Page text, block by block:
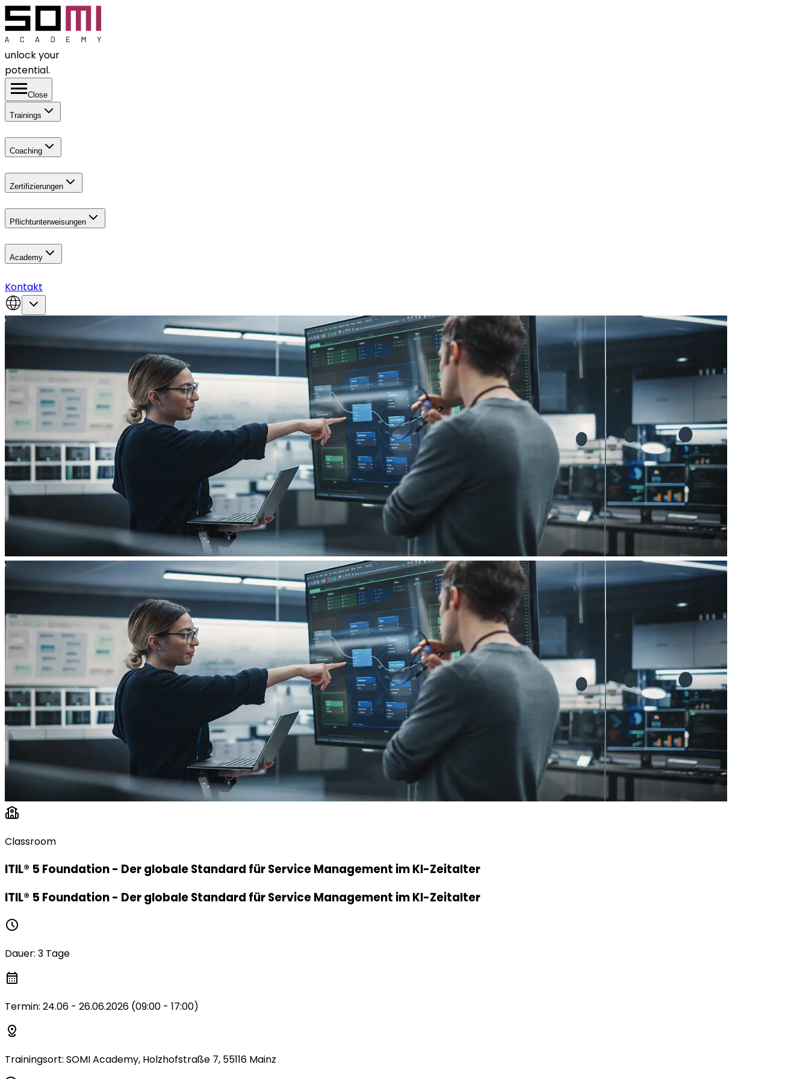
unlock your
potential.
Close
Trainings
Coaching
Zertifizierungen
Pflichtunterweisungen
Academy
Kontakt
Classroom
ITIL® 5 Foundation - Der globale Standard für Service Management im KI-Zeitalter
ITIL® 5 Foundation - Der globale Standard für Service Management im KI-Zeitalter
Dauer: 3 Tage
Termin: 24.06 - 26.06.2026 (09:00 - 17:00)
Trainingsort: SOMI Academy, Holzhofstraße 7, 55116 Mainz